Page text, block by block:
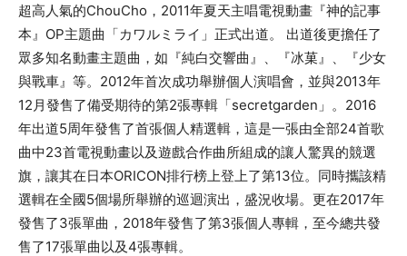
超高人氣的ChouCho，2011年夏天主唱電視動畫『神的記事
本』OP主題曲「カワルミライ」正式出道。 出道後更擔任了
眾多知名動畫主題曲，如『純白交響曲』、『冰菓』、『少女
與戰車』等。2012年首次成功舉辦個人演唱會，並與2013年
12月發售了備受期待的第2張專輯「secretgarden」。2016
年出道5周年發售了首張個人精選輯，這是一張由全部24首歌
曲中23首電視動畫以及遊戲合作曲所組成的讓人驚異的競選
旗，讓其在日本ORICON排行榜上登上了第13位。同時攜該精
選輯在全國5個場所舉辦的巡迴演出，盛況收場。更在2017年
發售了3張單曲，2018年發售了第3張個人專輯，至今總共發
售了17張單曲以及4張專輯。